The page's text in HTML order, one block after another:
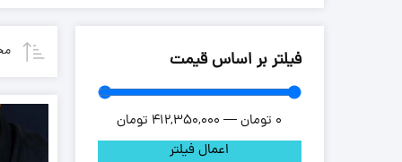
فیلتر بر اساس قیمت
0 تومان—
412,350,000 تومان
اعمال فیلتر